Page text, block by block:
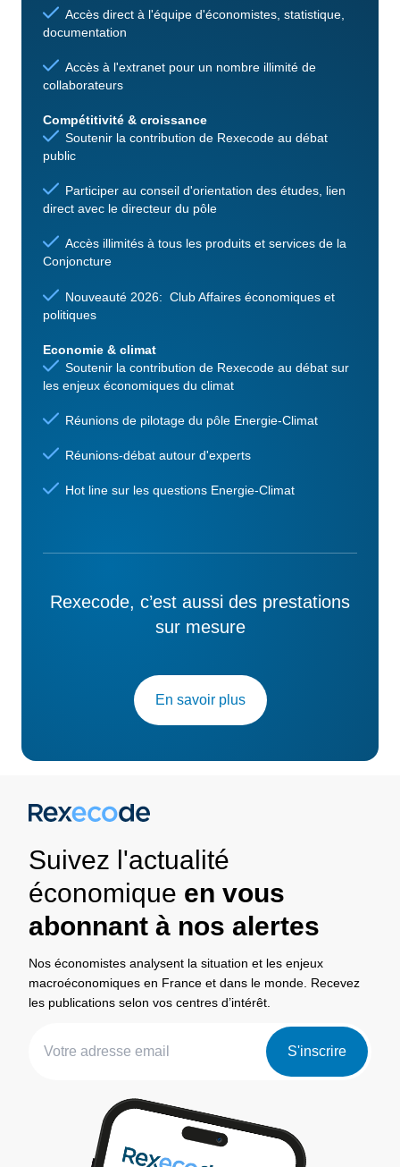
Accès direct à l'équipe d'économistes, statistique,
documentation
Accès à l'extranet pour un nombre illimité de
collaborateurs
Compétitivité & croissance
Soutenir la contribution de Rexecode au débat
public
Participer au conseil d'orientation des études, lien
direct avec le directeur du pôle
Accès illimités à tous les produits et services de la
Conjoncture
Nouveauté 2026: Club Affaires économiques et
politiques
Economie & climat
Soutenir la contribution de Rexecode au débat sur
les enjeux économiques du climat
Réunions de pilotage du pôle Energie-Climat
Réunions-débat autour d'experts
Hot line sur les questions Energie-Climat
Rexecode, c’est aussi des prestations
sur mesure
En savoir plus
Suivez l'actualité
économique en vous
abonnant à nos alertes
Nos économistes analysent la situation et les enjeux
macroéconomiques en France et dans le monde. Recevez
les publications selon vos centres d’intérêt.
S'inscrire